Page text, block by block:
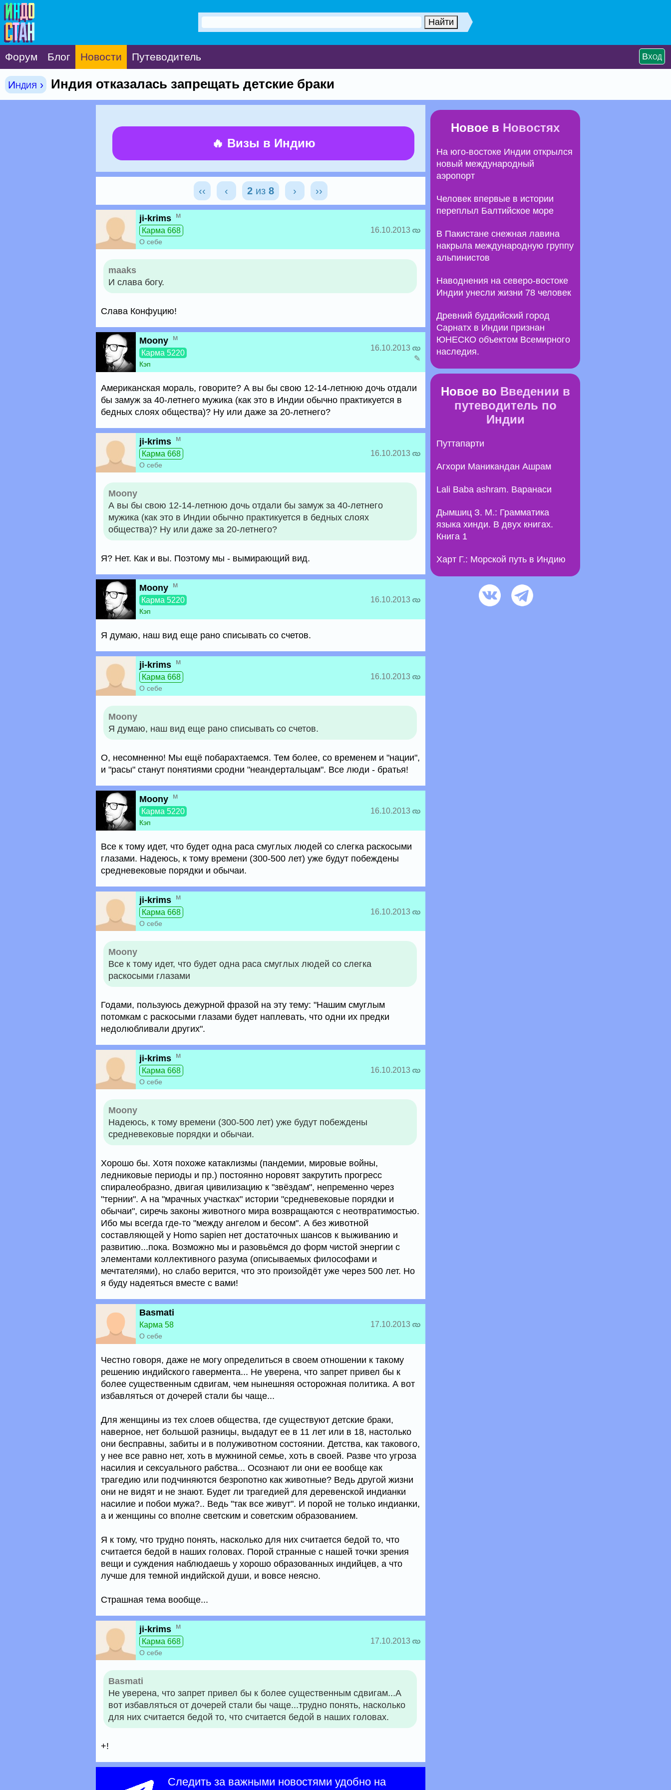
Форум Блог Новости Путеводитель Вход
Индия › Индия отказалась запрещать детские браки
🔥 Визы в Индию
‹‹ ‹ 2 из 8 › ››
ji-krims м
Карма 668
О себе
16.10.2013
maaks
И слава богу.
Слава Конфуцию!
Moony м
Карма 5220
Кэп
16.10.2013
✎
Американская мораль, говорите? А вы бы свою 12-14-летнюю дочь отдали
бы замуж за 40-летнего мужика (как это в Индии обычно практикуется в
бедных слоях общества)? Ну или даже за 20-летнего?
ji-krims м
Карма 668
О себе
16.10.2013
Moony
А вы бы свою 12-14-летнюю дочь отдали бы замуж за 40-летнего
мужика (как это в Индии обычно практикуется в бедных слоях
общества)? Ну или даже за 20-летнего?
Я? Нет. Как и вы. Поэтому мы - вымирающий вид.
Moony м
Карма 5220
Кэп
16.10.2013
Я думаю, наш вид еще рано списывать со счетов.
ji-krims м
Карма 668
О себе
16.10.2013
Moony
Я думаю, наш вид еще рано списывать со счетов.
О, несомненно! Мы ещё побарахтаемся. Тем более, со временем и "нации",
и "расы" станут понятиями сродни "неандертальцам". Все люди - братья!
Moony м
Карма 5220
Кэп
16.10.2013
Все к тому идет, что будет одна раса смуглых людей со слегка раскосыми
глазами. Надеюсь, к тому времени (300-500 лет) уже будут побеждены
средневековые порядки и обычаи.
ji-krims м
Карма 668
О себе
16.10.2013
Moony
Все к тому идет, что будет одна раса смуглых людей со слегка
раскосыми глазами
Годами, пользуюсь дежурной фразой на эту тему: "Нашим смуглым
потомкам с раскосыми глазами будет наплевать, что одни их предки
недолюбливали других".
ji-krims м
Карма 668
О себе
16.10.2013
Moony
Надеюсь, к тому времени (300-500 лет) уже будут побеждены
средневековые порядки и обычаи.
Хорошо бы. Хотя похоже катаклизмы (пандемии, мировые войны,
ледниковые периоды и пр.) постоянно норовят закрутить прогресс
спиралеобразно, двигая цивилизацию к "звёздам", непременно через
"тернии". А на "мрачных участках" истории "средневековые порядки и
обычаи", сиречь законы животного мира возвращаются с неотвратимостью.
Ибо мы всегда где-то "между ангелом и бесом". А без животной
составляющей у Homo sapien нет достаточных шансов к выживанию и
развитию...пока. Возможно мы и разовьёмся до форм чистой энергии с
элементами коллективного разума (описываемых философами и
мечтателями), но слабо верится, что это произойдёт уже через 500 лет. Но
я буду надеяться вместе с вами!
Basmati
Карма 58
О себе
17.10.2013
Честно говоря, даже не могу определиться в своем отношении к такому
решению индийского гавермента... Не уверена, что запрет привел бы к
более существенным сдвигам, чем нынешняя осторожная политика. А вот
избавляться от дочерей стали бы чаще...
Для женщины из тех слоев общества, где существуют детские браки,
наверное, нет большой разницы, выдадут ее в 11 лет или в 18, настолько
они бесправны, забиты и в полуживотном состоянии. Детства, как такового,
у нее все равно нет, хоть в мужниной семье, хоть в своей. Разве что угроза
насилия и сексуального рабства... Осознают ли они ее вообще как
трагедию или подчиняются безропотно как животные? Ведь другой жизни
они не видят и не знают. Будет ли трагедией для деревенской индианки
насилие и побои мужа?.. Ведь "так все живут". И порой не только индианки,
а и женщины со вполне светским и советским образованием.
Я к тому, что трудно понять, насколько для них считается бедой то, что
считается бедой в наших головах. Порой странные с нашей точки зрения
вещи и суждения наблюдаешь у хорошо образованных индийцев, а что
лучше для темной индийской души, и вовсе неясно.
Страшная тема вообще...
ji-krims м
Карма 668
О себе
17.10.2013
Basmati
Не уверена, что запрет привел бы к более существенным сдвигам...А
вот избавляться от дочерей стали бы чаще...трудно понять, насколько
для них считается бедой то, что считается бедой в наших головах.
+!
Следить за важными новостями удобно на
Новое в Новостях
На юго-востоке Индии открылся
новый международный
аэропорт
Человек впервые в истории
переплыл Балтийское море
В Пакистане снежная лавина
накрыла международную группу
альпинистов
Наводнения на северо-востоке
Индии унесли жизни 78 человек
Древний буддийский город
Сарнатх в Индии признан
ЮНЕСКО объектом Всемирного
наследия.
Новое во Введении в
путеводитель по
Индии
Путтапарти
Агхори Маникандан Ашрам
Lali Baba ashram. Варанаси
Дымшиц З. М.: Грамматика
языка хинди. В двух книгах.
Книга 1
Харт Г.: Морской путь в Индию